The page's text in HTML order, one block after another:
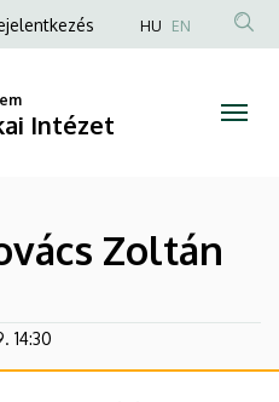
HU EN
Intézet
Zoltán
14:30